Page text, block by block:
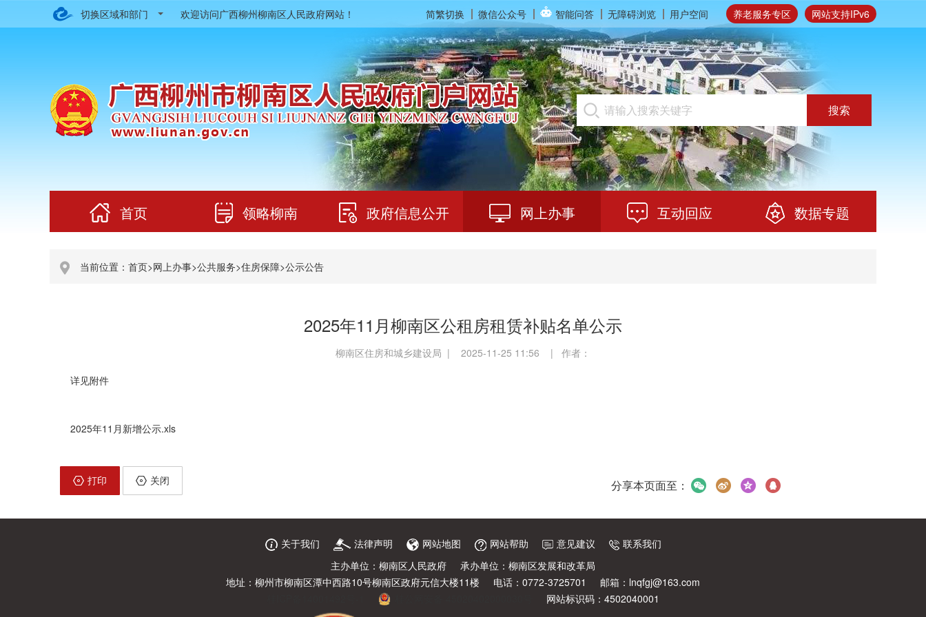
切换区域和部门 网站支持IPv6
养老服务专区
简繁切换 微信公众号 智能问答 无障碍浏览 用户空间
欢迎访问广西柳州柳南区人民政府网站！
搜索
首页 领略柳南 政府信息公开 网上办事 互动回应 数据专题
当前位置： 首页>网上办事>公共服务>住房保障>公示公告
2025年11月柳南区公租房租赁补贴名单公示
柳南区住房和城乡建设局 | 2025-11-25 11:56 | 作者：
详见附件
2025年11月新增公示.xls
打印 关闭 分享本页面至：
关于我们 法律声明 网站地图 网站帮助 意见建议
联系我们
主办单位：柳南区人民政府
承办单位：柳南区发展和改革局
地址：柳州市柳南区潭中西路10号柳南区政府元信大楼11楼
电话：0772-3725701
邮箱：lnqfgj@163.com
网站标识码：4502040001